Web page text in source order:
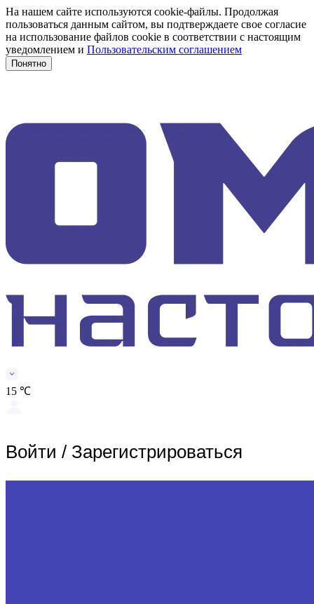
На нашем сайте используются cookie-файлы. Продолжая
пользоваться данным сайтом, вы подтверждаете свое согласие
на использование файлов cookie в соответствии с настоящим
уведомлением и Пользовательским соглашением
Понятно
15 ℃
Войти / Зарегистрироваться